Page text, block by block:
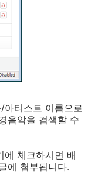
아티스트 이름으로
음악을 검색할 수
에 체크하시면 배
에 첨부됩니다.